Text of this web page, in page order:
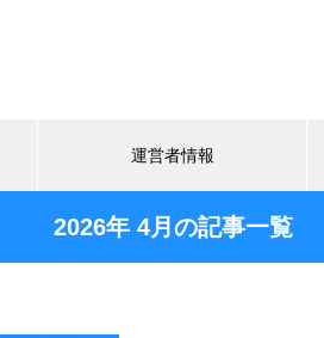
運営者情報
2026年 4月の記事一覧